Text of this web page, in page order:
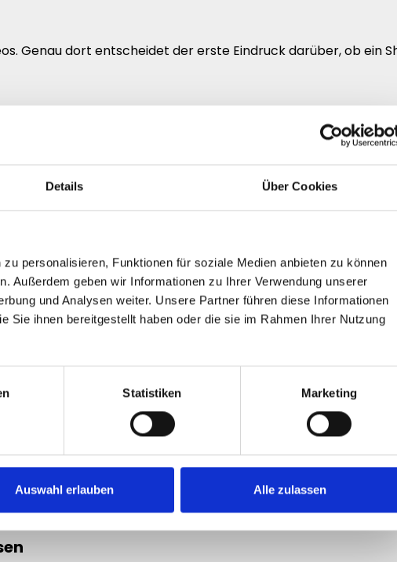
Details Über Cookies
personalisieren, Funktionen für soziale Medien anbieten zu können
Außerdem geben wir Informationen zu Ihrer Verwendung unserer
und Analysen weiter. Unsere Partner führen diese Informationen
Sie ihnen bereitgestellt haben oder die sie im Rahmen Ihrer Nutzung
Statistiken Marketing
Auswahl erlauben Alle zulassen
Genau dort entscheidet der erste Eindruck darüber, ob ein
viele Aufrufe erzeugen.
bereits Aufmerksamkeit erzeugen.